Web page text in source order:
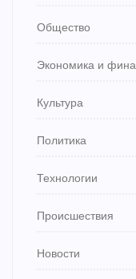
Общество
Экономика и
Культура
Политика
Технологии
Происшествия
Новости